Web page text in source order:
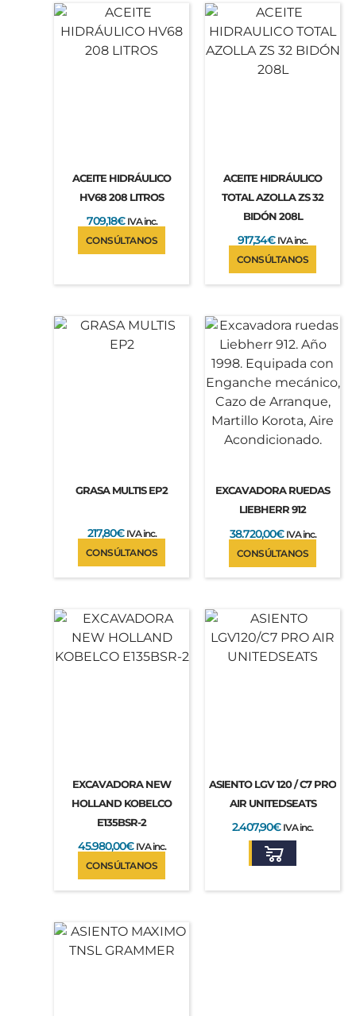
ACEITE HIDRÁULICO
HV68 208 LITROS
709,18€ IVA inc.
CONSÚLTANOS
ACEITE HIDRÁULICO
TOTAL AZOLLA ZS 32
BIDÓN 208L
917,34€ IVA inc.
CONSÚLTANOS
GRASA MULTIS EP2
217,80€ IVA inc.
CONSÚLTANOS
EXCAVADORA RUEDAS
LIEBHERR 912
38.720,00€ IVA inc.
CONSÚLTANOS
EXCAVADORA NEW
HOLLAND KOBELCO
E135BSR-2
45.980,00€ IVA inc.
CONSÚLTANOS
ASIENTO LGV 120 / C7 PRO
AIR UNITEDSEATS
2.407,90€ IVA inc.